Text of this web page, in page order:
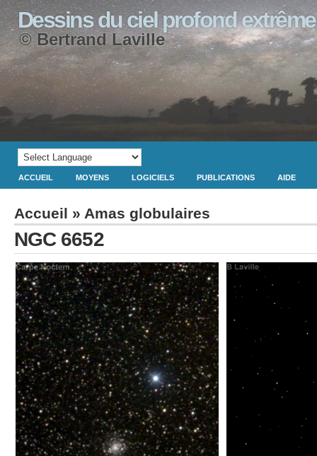
Dessins du ciel profond extrême
© Bertrand Laville
ACCUEIL MOYENS LOGICIELS PUBLICATIONS AIDE
Accueil » Amas globulaires
NGC 6652